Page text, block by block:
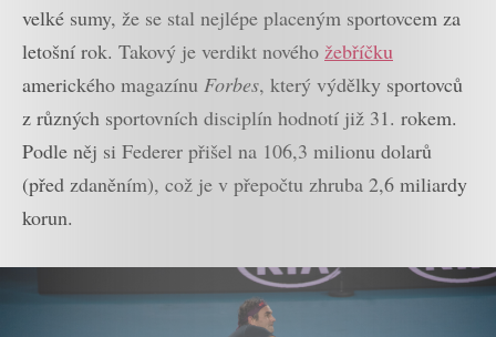
velké sumy, že se stal nejlépe placeným sportovcem za
letošní rok. Takový je verdikt nového žebříčku
amerického magazínu Forbes, který výdělky sportovců
z různých sportovních disciplín hodnotí již 31. rokem.
Podle něj si Federer přišel na 106,3 milionu dolarů
(před zdaněním), což je v přepočtu zhruba 2,6 miliardy
korun.